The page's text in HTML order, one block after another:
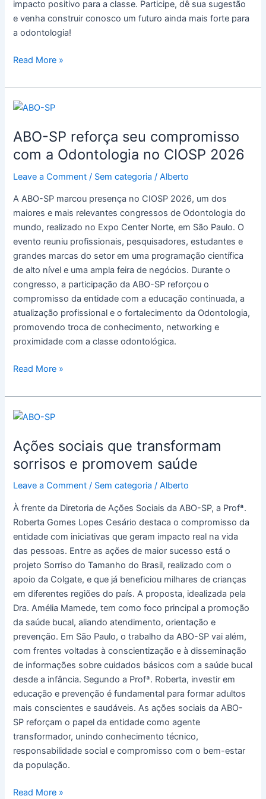
impacto positivo para a classe. Participe, dê sua sugestão
e venha construir conosco um futuro ainda mais forte para
a odontologia!
Read More »
ABO-SP reforça seu compromisso
com a Odontologia no CIOSP 2026
Leave a Comment / Sem categoria /Alberto
A ABO-SP marcou presença no CIOSP 2026, um dos
maiores e mais relevantes congressos de Odontologia do
mundo, realizado no Expo Center Norte, em São Paulo. O
evento reuniu profissionais, pesquisadores, estudantes e
grandes marcas do setor em uma programação científica
de alto nível e uma ampla feira de negócios. Durante o
congresso, a participação da ABO-SP reforçou o
compromisso da entidade com a educação continuada, a
atualização profissional e o fortalecimento da Odontologia,
promovendo troca de conhecimento, networking e
proximidade com a classe odontológica.
ABO-
reforça
seu
com
a
Odontologia
Read More »
Ações sociais que transformam
sorrisos e promovem saúde
Leave a Comment / Sem categoria /Alberto
À frente da Diretoria de Ações Sociais da ABO-SP, a Profª.
Roberta Gomes Lopes Cesário destaca o compromisso da
entidade com iniciativas que geram impacto real na vida
das pessoas. Entre as ações de maior sucesso está o
projeto Sorriso do Tamanho do Brasil, realizado com o
apoio da Colgate, e que já beneficiou milhares de crianças
em diferentes regiões do país. A proposta, idealizada pela
Dra. Amélia Mamede, tem como foco principal a promoção
da saúde bucal, aliando atendimento, orientação e
prevenção. Em São Paulo, o trabalho da ABO-SP vai além,
com frentes voltadas à conscientização e à disseminação
de informações sobre cuidados básicos com a saúde bucal
desde a infância. Segundo a Profª. Roberta, investir em
educação e prevenção é fundamental para formar adultos
mais conscientes e saudáveis. As ações sociais da ABO-
SP reforçam o papel da entidade como agente
transformador, unindo conhecimento técnico,
responsabilidade social e compromisso com o bem-estar
da população.
Ações
que
transformam
e
promovem
saúde
Read More »